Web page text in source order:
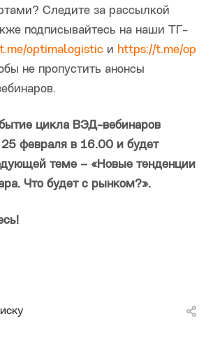
Следите за рассылкой
подписывайтесь на наши ТГ-
optimalogistic и https://t.me/op
не пропустить анонсы
цикла ВЭД-вебинаров
25 февраля в 16.00 и будет
теме – «Новые тенденции
Что будет с рынком?».